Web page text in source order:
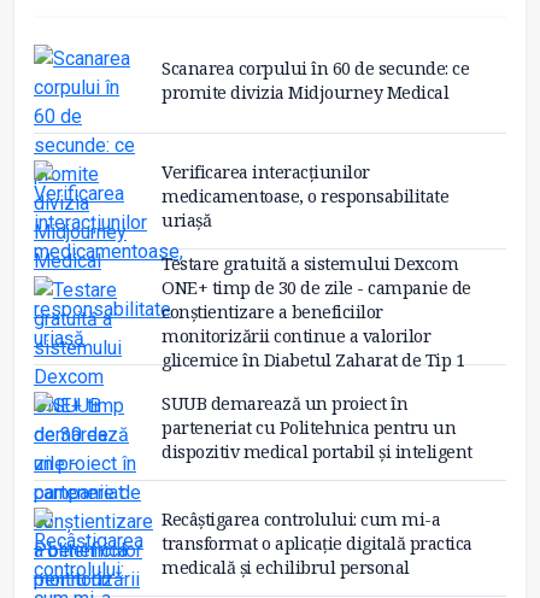
Scanarea corpului în 60 de secunde: ce
promite divizia Midjourney Medical
Verificarea interacțiunilor
medicamentoase, o responsabilitate
uriașă
Testare gratuită a sistemului Dexcom
ONE+ timp de 30 de zile - campanie de
conștientizare a beneficiilor
monitorizării continue a valorilor
glicemice în Diabetul Zaharat de Tip 1
SUUB demarează un proiect în
parteneriat cu Politehnica pentru un
dispozitiv medical portabil și inteligent
Recâștigarea controlului: cum mi-a
transformat o aplicație digitală practica
medicală și echilibrul personal